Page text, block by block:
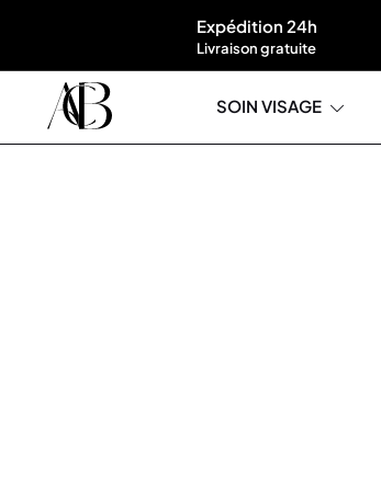
Expédition 24h
Livraison gratuite
SOIN VISAGE